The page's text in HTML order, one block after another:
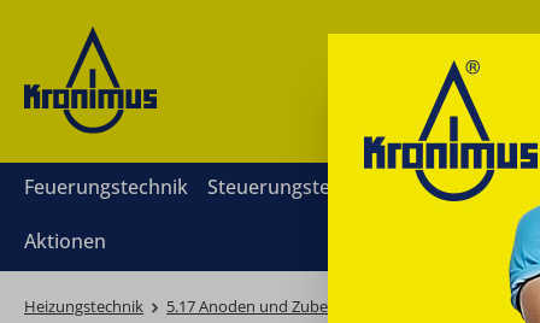
Zur Hauptnavigation springen
Feuerungstechnik Steuerungstechnik Mess- und
Aktionen
Heizungstechnik 5.17 Anoden und Zubehör Correx